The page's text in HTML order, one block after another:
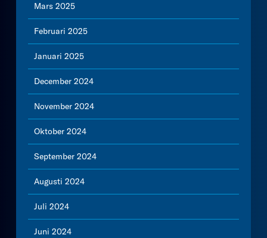
Mars 2025
Februari 2025
Januari 2025
December 2024
November 2024
Oktober 2024
September 2024
Augusti 2024
Juli 2024
Juni 2024